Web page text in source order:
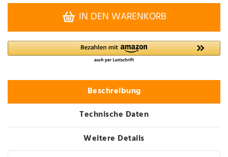
IN DEN WARENKORB
Beschreibung
Technische Daten
Weitere Details